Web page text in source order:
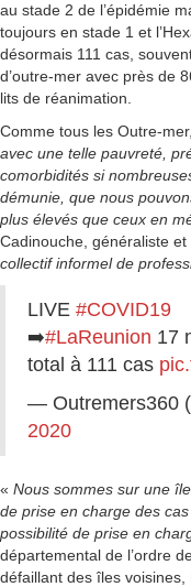
au stade 2 de l’épidémie
toujours en stade 1 et
désormais 111 cas,
d’outre-mer avec près de
lits de réanimation.
Comme tous les Outre-
avec une telle pauvreté,
comorbidités si
démunie, que nous
plus élevés que ceux en
Cadinouche, généraliste et
collectif informel de
LIVE #COVID19
➡️#LaReunion 17
total à 111 cas
— Outremers360
2020
« Nous sommes sur une
de prise en charge des
possibilité de prise en
départemental de l’ordre
défaillant des îles